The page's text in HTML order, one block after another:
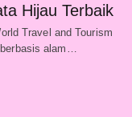
Hijau Terbaik
Travel and Tourism
alam…